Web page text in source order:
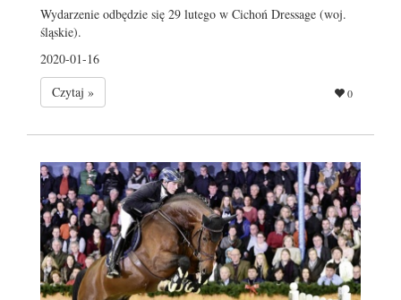
Wydarzenie odbędzie się 29 lutego w Cichoń Dressage (woj.
śląskie).
2020-01-16
Czytaj »
0